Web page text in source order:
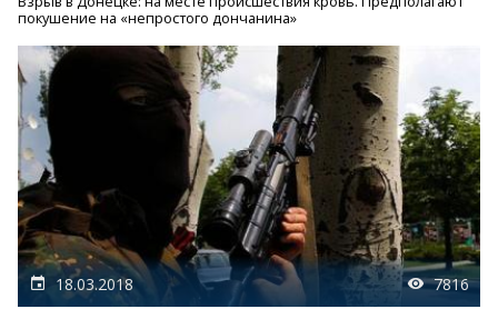
покушение на «непростого дончанина»
18.03.2018 7816